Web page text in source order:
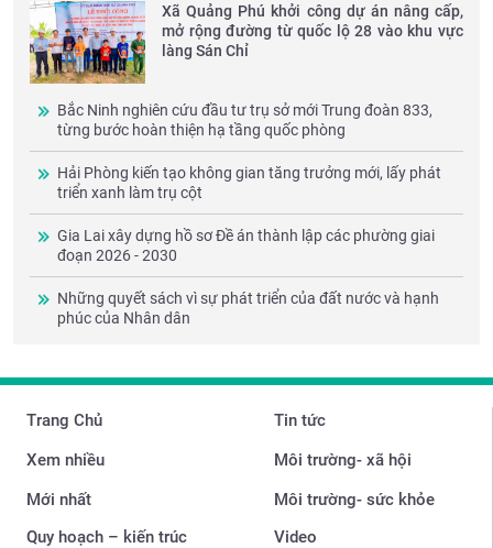
Xã Quảng Phú khởi công dự án nâng cấp,
mở rộng đường từ quốc lộ 28 vào khu vực
làng Sán Chỉ
Bắc Ninh nghiên cứu đầu tư trụ sở mới Trung đoàn 833,
từng bước hoàn thiện hạ tầng quốc phòng
Hải Phòng kiến tạo không gian tăng trưởng mới, lấy phát
triển xanh làm trụ cột
Gia Lai xây dựng hồ sơ Đề án thành lập các phường giai
đoạn 2026 - 2030
Những quyết sách vì sự phát triển của đất nước và hạnh
phúc của Nhân dân
Trang Chủ
Xem nhiều
Mới nhất
Tin tức
Môi trường- xã hội
Môi trường- sức khỏe
Quy hoạch – kiến trúc
Video